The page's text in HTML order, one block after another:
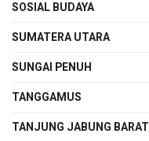
SOSIAL BUDAYA
SUMATERA UTARA
SUNGAI PENUH
TANGGAMUS
TANJUNG JABUNG BARAT